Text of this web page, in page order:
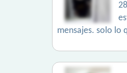
mensajes. solo lo